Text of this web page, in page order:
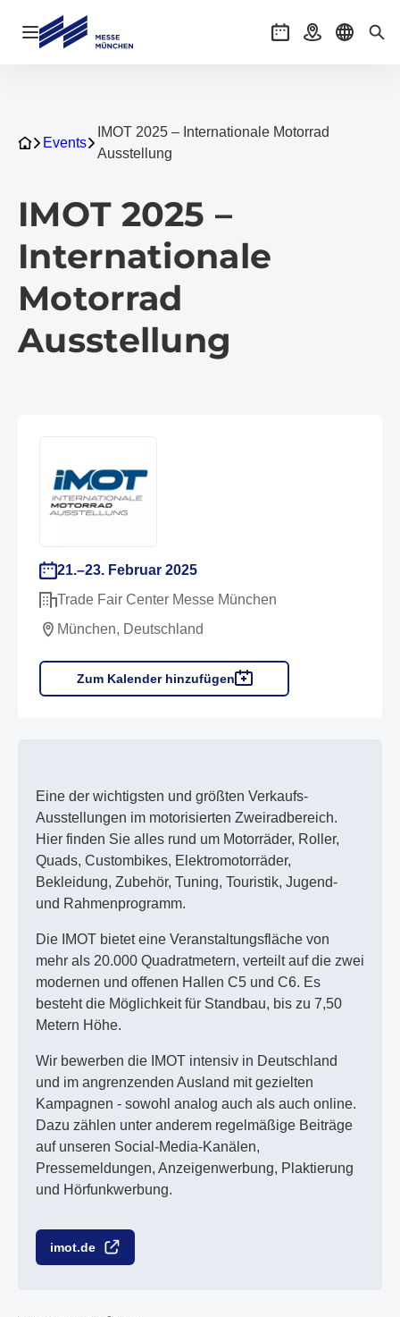
Navigation öffnen Veranstaltungen
AnreiseSprache
Events
IMOT 2025 – Internationale Motorrad
Ausstellung
IMOT 2025 –
Internationale
Motorrad
Ausstellung
21.–23. Februar 2025
Trade Fair Center Messe München
München, Deutschland
Zum Kalender hinzufügen
Eine der wichtigsten und größten Verkaufs-
Ausstellungen im motorisierten Zweiradbereich.
Hier finden Sie alles rund um Motorräder, Roller,
Quads, Custombikes, Elektromotorräder,
Bekleidung, Zubehör, Tuning, Touristik, Jugend-
und Rahmenprogramm.
Die IMOT bietet eine Veranstaltungsfläche von
mehr als 20.000 Quadratmetern, verteilt auf die zwei
modernen und offenen Hallen C5 und C6. Es
besteht die Möglichkeit für Standbau, bis zu 7,50
Metern Höhe.
Wir bewerben die IMOT intensiv in Deutschland
und im angrenzenden Ausland mit gezielten
Kampagnen - sowohl analog auch als auch online.
Dazu zählen unter anderem regelmäßige Beiträge
auf unseren Social-Media-Kanälen,
Pressemeldungen, Anzeigenwerbung, Plaktierung
und Hörfunkwerbung.
imot.de